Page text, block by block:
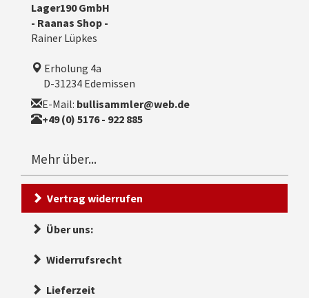
Lager190 GmbH
- Raanas Shop -
Rainer Lüpkes
Erholung 4a
D-31234 Edemissen
E-Mail: bullisammler@web.de
+49 (0) 5176 - 922 885
Mehr über...
Vertrag widerrufen
Über uns:
Widerrufsrecht
Lieferzeit